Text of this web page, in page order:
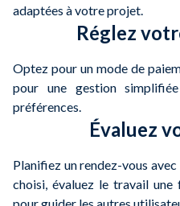
adaptées à votre projet.
Réglez
Optez pour un mode de
pour une gestion
préférences.
Évaluez
Planifiez un rendez-vous
choisi, évaluez le travail